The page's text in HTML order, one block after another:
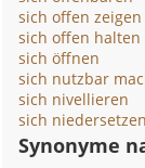
sich offen
sich offen halten
sich öffnen
sich nutzbar
sich nivellieren
sich niedersetzen
Synonyme